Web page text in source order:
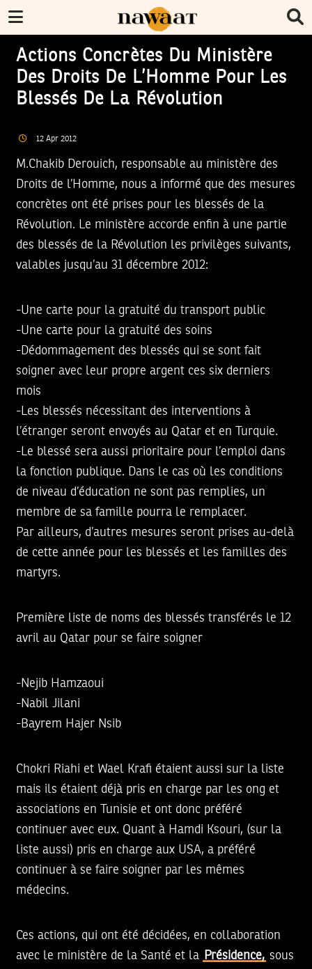
Actions Concrètes Du Ministère
Des Droits De L’Homme Pour Les
Blessés De La Révolution
12 Apr 2012
M.Chakib Derouich, responsable au ministère des
Droits de l’Homme, nous a informé que des mesures
concrètes ont été prises pour les blessés de la
Révolution. Le ministère accorde enfin à une partie
des blessés de la Révolution les privilèges suivants,
valables jusqu’au 31 décembre 2012:
-Une carte pour la gratuité du transport public
-Une carte pour la gratuité des soins
-Dédommagement des blessés qui se sont fait
soigner avec leur propre argent ces six derniers
mois
-Les blessés nécessitant des interventions à
l’étranger seront envoyés au Qatar et en Turquie.
-Le blessé sera aussi prioritaire pour l’emploi dans
la fonction publique. Dans le cas où les conditions
de niveau d’éducation ne sont pas remplies, un
membre de sa famille pourra le remplacer.
Par ailleurs, d’autres mesures seront prises au-delà
de cette année pour les blessés et les familles des
martyrs.
Première liste de noms des blessés transférés le 12
avril au Qatar pour se faire soigner
-Nejib Hamzaoui
-Nabil Jilani
-Bayrem Hajer Nsib
Chokri Riahi et Wael Krafi étaient aussi sur la liste
mais ils étaient déjà pris en charge par les ong et
associations en Tunisie et ont donc préféré
continuer avec eux. Quant à Hamdi Ksouri, (sur la
liste aussi) pris en charge aux USA, a préféré
continuer à se faire soigner par les mêmes
médecins.
Ces actions, qui ont été décidées, en collaboration
avec le ministère de la Santé et la Présidence, sous